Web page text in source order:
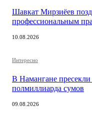
Шавкат Мирзиёев
профессиональным
10.08.2026
Интересно
В Намангане пресекли
полмиллиарда сумов
09.08.2026